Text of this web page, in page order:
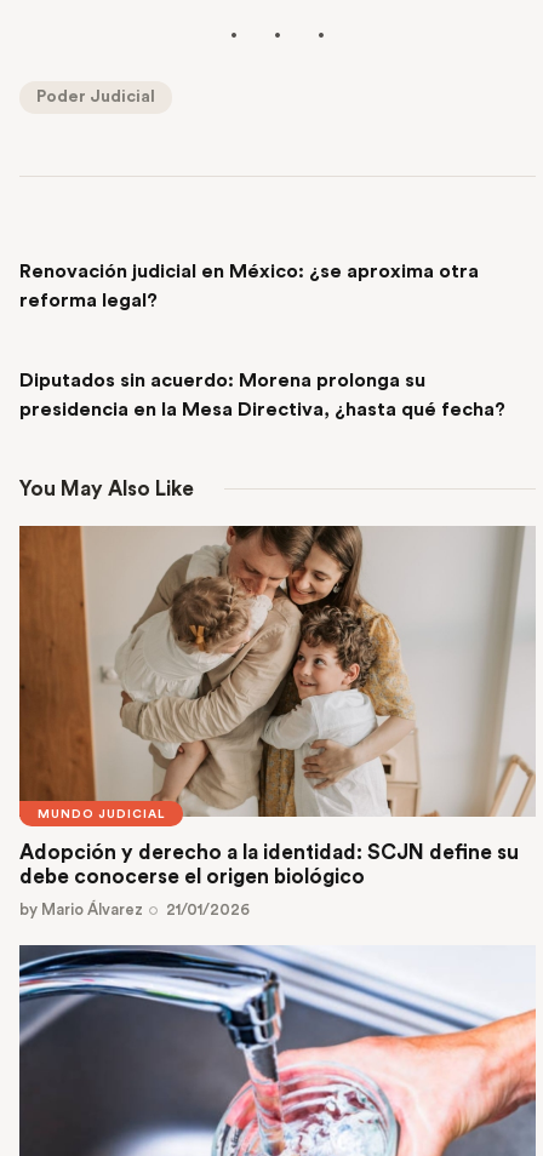
Poder Judicial
Renovación judicial en México: ¿se aproxima otra
reforma legal?
Diputados sin acuerdo: Morena prolonga su
presidencia en la Mesa Directiva, ¿hasta qué fecha?
You May Also Like
MUNDO JUDICIAL
Adopción y derecho a la identidad: SCJN define su
debe conocerse el origen biológico
by Mario Álvarez 21/01/2026